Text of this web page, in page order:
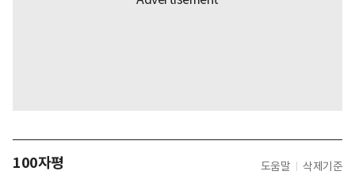
100자평 도움말 삭제기준